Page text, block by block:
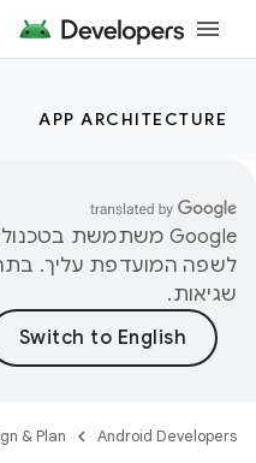
APP ARCHITECTURE
לשפה המועדפת עליך.
שגיאות.
Android Developers
& Plan